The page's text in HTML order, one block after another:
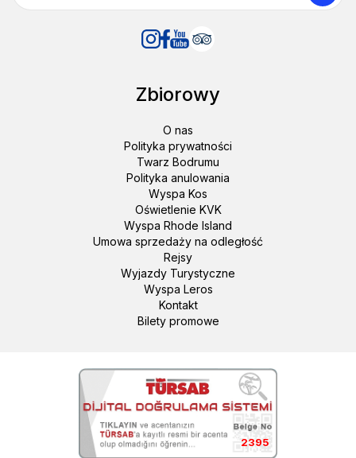
Zbiorowy
O nas
Polityka prywatności
Twarz Bodrumu
Polityka anulowania
Wyspa Kos
Oświetlenie KVK
Wyspa Rhode Island
Umowa sprzedaży na odległość
Rejsy
Wyjazdy Turystyczne
Wyspa Leros
Kontakt
Bilety promowe
2395